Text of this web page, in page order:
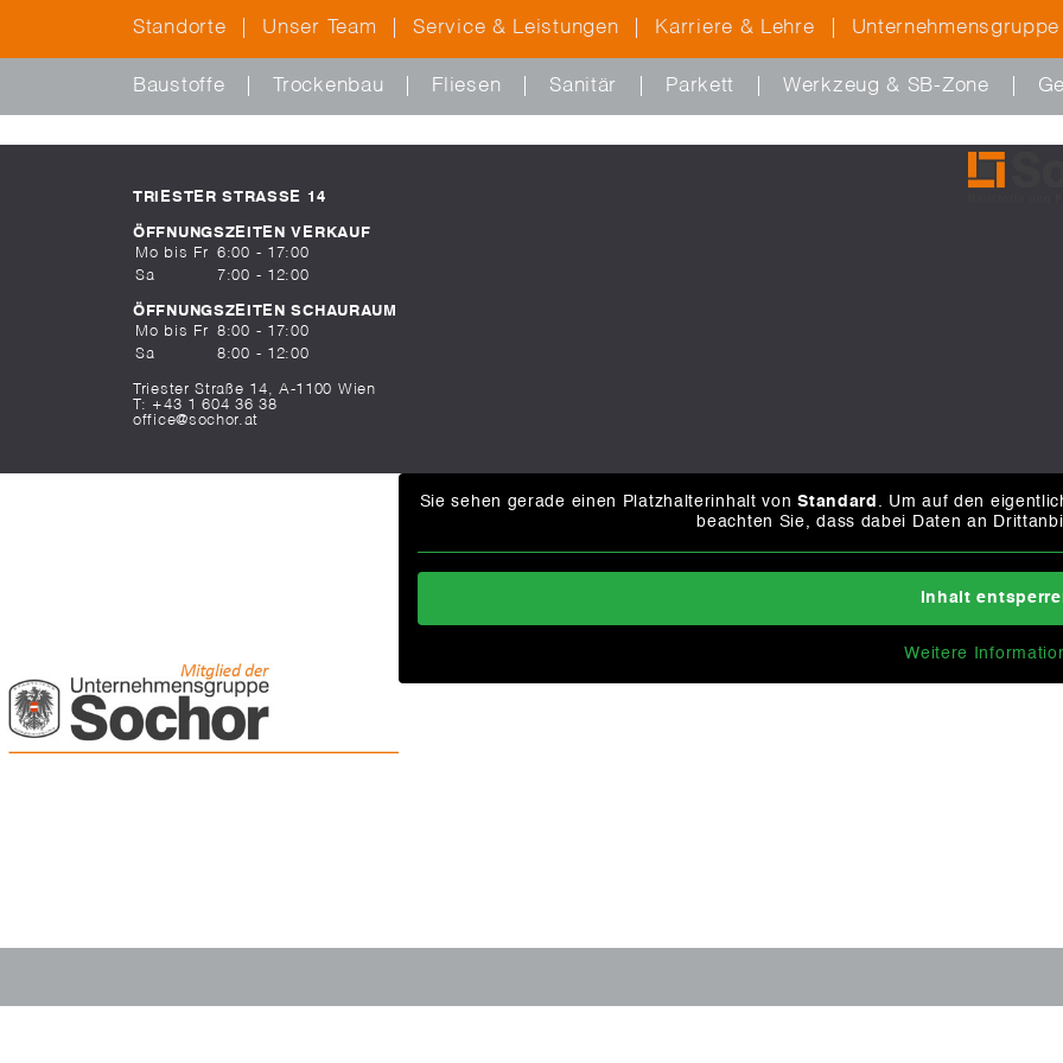
Standorte Unser Team Service & Leistungen Karriere & Lehre Unternehmensgruppe
Baustoffe Trockenbau Fliesen Sanitär Parkett Werkzeug & SB-Zone
TRIESTER STRASSE 14
ÖFFNUNGSZEITEN VERKAUF
Mo bis Fr
6:00 - 17:00
Sa
7:00 - 12:00
ÖFFNUNGSZEITEN SCHAURAUM
Mo bis Fr
8:00 - 17:00
Sa
8:00 - 12:00
Triester Straße 14, A-1100 Wien
T: +43 1 604 36 38
office@sochor.at
Sie sehen gerade einen Platzhalterinhalt vonStandard . Um auf den
beachten Sie, dass dabei Daten an
Inhalt
Weitere